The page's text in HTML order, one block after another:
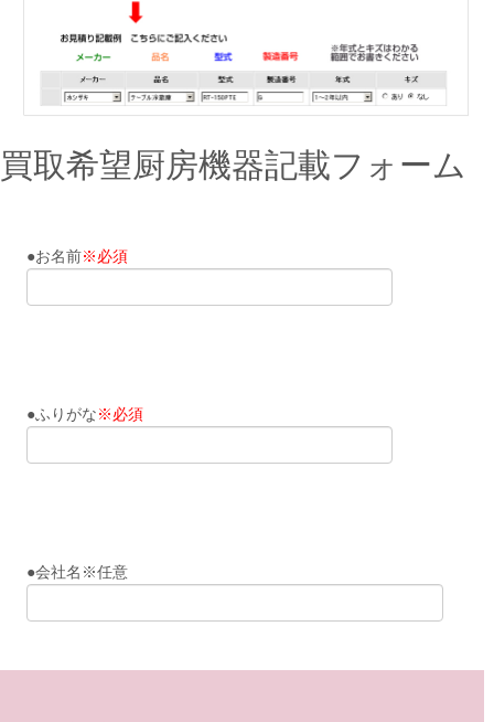
買取希望厨房機器記載フォーム
●お名前※必須
●ふりがな ※必須
●会社名※任意